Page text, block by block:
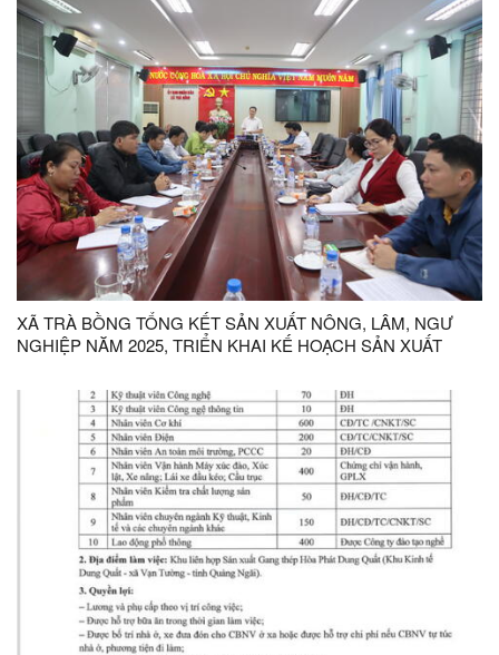
XÃ TRÀ BỒNG TỔNG KẾT SẢN XUẤT NÔNG, LÂM, NGƯ
NGHIỆP NĂM 2025, TRIỂN KHAI KẾ HOẠCH SẢN XUẤT